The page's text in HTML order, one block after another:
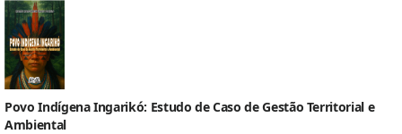
Povo Indígena Ingarikó: Estudo de Caso de Gestão Territorial e
Ambiental